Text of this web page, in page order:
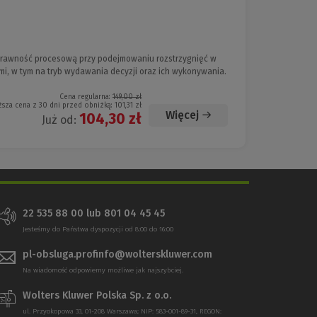
procesową przy podejmowaniu rozstrzygnięć w
w tym na tryb wydawania decyzji oraz ich wykonywania.
Cena regularna: 149,00 zł
cena z 30 dni przed obniżką: 101,31 zł
Już od: 104,30 zł Więcej
22 535 88 00 lub 801 04 45 45
Jesteśmy do Państwa dyspozycji od 8:00 do 16:00
pl-obsluga.profinfo@wolterskluwer.com
Na wiadomość odpowiemy możliwe jak najszybciej.
Wolters Kluwer Polska Sp. z o.o.
ul. Przyokopowa 33, 01-208 Warszawa; NIP: 583-001-89-31, REGON: